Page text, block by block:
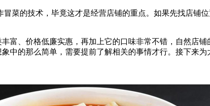
冒菜的技术，毕竟这才是经营店铺的重点。如果先找店铺
富、价格低廉实惠，再加上它的口味非常不错，自然店
中的那么简单，需要提前了解相关的事情才行。接下来